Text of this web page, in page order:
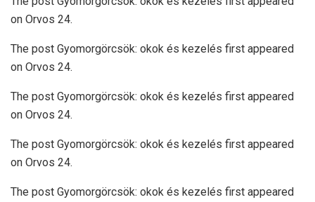
on Orvos 24.
The post Gyomorgörcsök: okok és kezelés first appeared
on Orvos 24.
The post Gyomorgörcsök: okok és kezelés first appeared
on Orvos 24.
The post Gyomorgörcsök: okok és kezelés first appeared
on Orvos 24.
The post Gyomorgörcsök: okok és kezelés first appeared